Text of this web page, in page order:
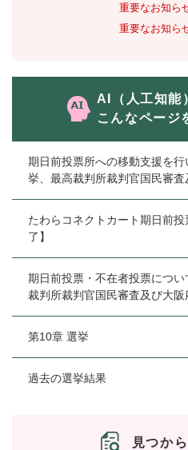
重要なお知ら
重要なお知ら
AI（人工知能
こんなページ
期日前投票所への移動支援を
挙、最高裁判所裁判官国民審査
たわらコネクトカート期日前
了】
期日前投票・不在者投票につい
裁判所裁判官国民審査及び大阪
第10章 選挙
過去の選挙結果
見つか